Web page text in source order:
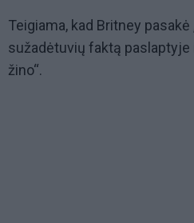
Teigiama, kad Britney pasakė
sužadėtuvių faktą
žino“.